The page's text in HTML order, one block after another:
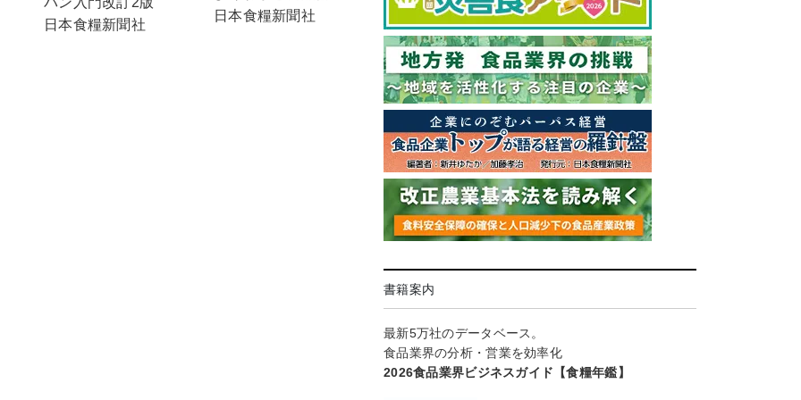
日本食糧新聞社
日本食糧新聞社
書籍案内
最新5万社のデータベース。
食品業界の分析・営業を効率化
2026食品業界ビジネスガイド【食糧年鑑】